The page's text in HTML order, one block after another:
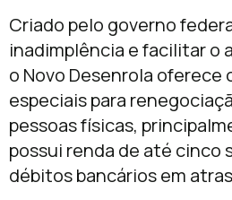
Criado pelo governo
inadimplência e facilitar o
o Novo Desenrola oferece
especiais para
pessoas físicas,
possui renda de até cinco
débitos bancários em